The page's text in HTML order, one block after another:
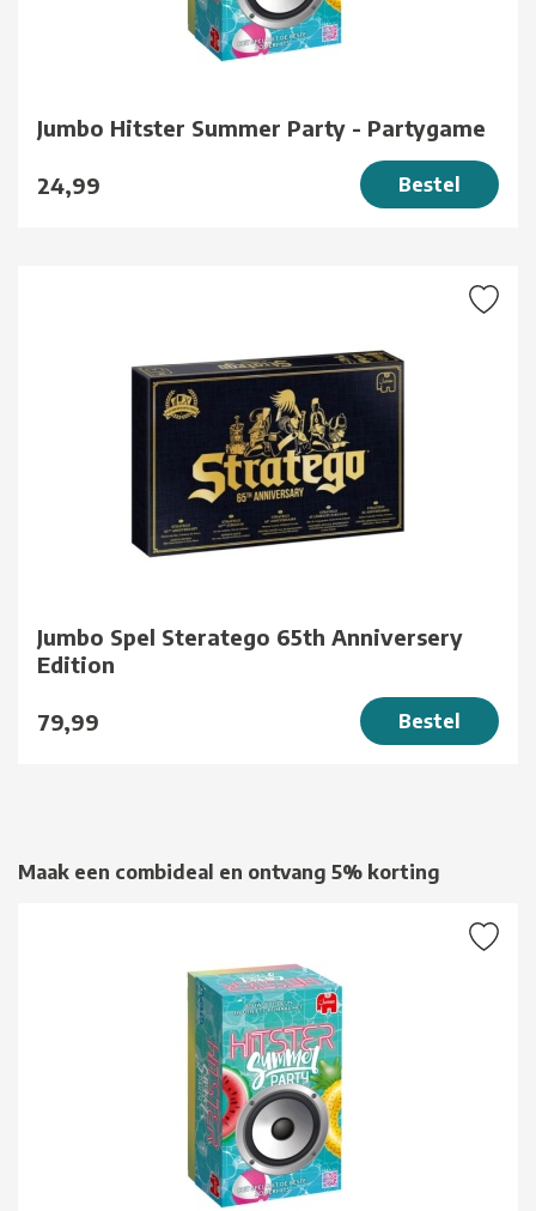
Jumbo Hitster Summer Party - Partygame
24,99 Bestel
Jumbo Spel Steratego 65th Anniversery
Edition
79,99 Bestel
Maak een combideal en ontvang 5% korting